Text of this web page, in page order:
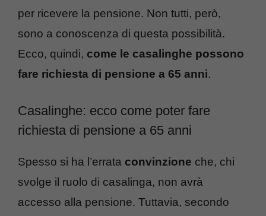
per ricevere la pensione. Non tutti, però,
sono a conoscenza di questa possibilità.
Ecco, quindi, come le casalinghe possono
fare richiesta di pensione a 65 anni.
Casalinghe: ecco come poter fare
richiesta di pensione a 65 anni
Spesso si ha l’errata convinzione che, chi
svolge il ruolo di casalinga, non avrà
accesso alla pensione. Tuttavia, secondo